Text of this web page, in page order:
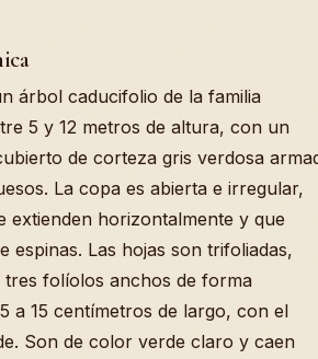
árbol caducifolio de la familia
5 y 12 metros de altura, con un
de corteza gris verdosa
La copa es abierta e irregular,
extienden horizontalmente y que
espinas. Las hojas son trifoliadas,
folíolos anchos de forma
a 15 centímetros de largo, con el
Son de color verde claro y caen